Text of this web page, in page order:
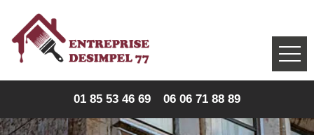
01 85 53 46 69 06 06 71 88 89